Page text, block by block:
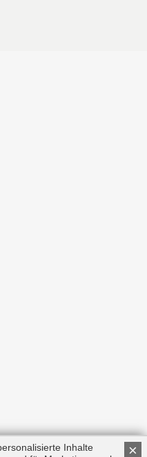
×
Inhalte